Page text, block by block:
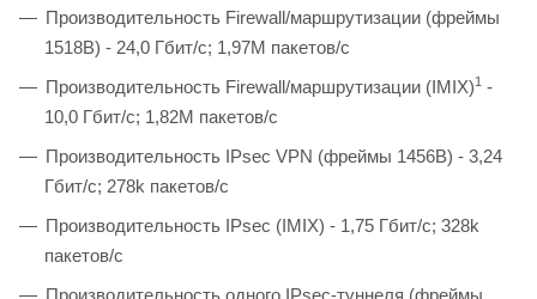
Производительность Firewall/маршрутизации (фреймы
1518B) - 24,0 Гбит/с; 1,97М пакетов/с
Производительность Firewall/маршрутизации (IMIX)1 -
10,0 Гбит/с; 1,82М пакетов/с
Производительность IPsec VPN (фреймы 1456B) - 3,24
Гбит/с; 278k пакетов/с
Производительность IPsec (IMIX) - 1,75 Гбит/с; 328k
пакетов/с
Производительность одного IPsec-туннеля (фреймы